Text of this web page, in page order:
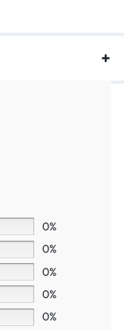
0%
0%
0%
0%
0%